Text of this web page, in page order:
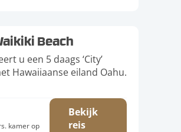
Beach
u een 5 daags ‘City’
Hawaiiaanse eiland Oahu.
kamer op
Bekijk
reis